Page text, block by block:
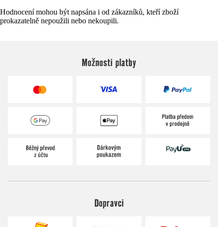
Hodnocení mohou být napsána i od zákazníků, kteří zboží
prokazatelně nepoužili nebo nekoupili.
Možnosti platby
Dopravci